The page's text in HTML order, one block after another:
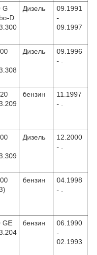
G
D
Дизель
09.1991
-
09.1997
Дизель
09.1996
- .
бензин
11.1997
- .
Дизель
12.2000
- .
бензин
04.1998
- .
GE
бензин
06.1990
-
02.1993